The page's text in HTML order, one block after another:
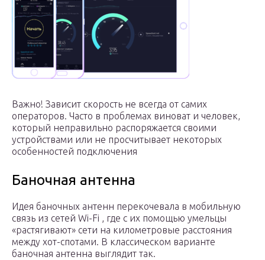
Важно! Зависит скорость не всегда от самих
операторов. Часто в проблемах виноват и человек,
который неправильно распоряжается своими
устройствами или не просчитывает некоторых
особенностей подключения
Баночная антенна
Идея баночных антенн перекочевала в мобильную
связь из сетей Wi-Fi , где с их помощью умельцы
«растягивают» сети на километровые расстояния
между хот-спотами. В классическом варианте
баночная антенна выглядит так.